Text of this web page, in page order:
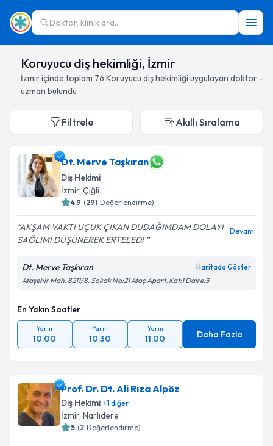
Doktor, klinik ara...
Koruyucu diş hekimliği, İzmir
İzmiriçinde toplam 76 Koruyucu diş hekimliği uygulayan doktor -
uzman bulundu
Filtrele Akıllı Sıralama
Dt. Merve Taşkıran
Diş Hekimi
İzmir, Çiğli
4.9 (291 Değerlendirme)
AKŞAM VAKTİ UÇUK ÇIKAN DUDAĞIMDAM DOLAYI
SAĞLIMI DÜŞÜNEREK ERTELEDİ
Devamı
Dt. Merve Taşkıran Haritada Göster
Ataşehir Mah. 8211/8. Sokak No:21 Ataç Apart. Kat:1 Daire:3
En Yakın Saatler
Yarın
10:00
Yarın
10:30
Yarın
11:00 Daha Fazla
Prof. Dr. Dt. Ali Rıza Alpöz
Diş Hekimi +1diğer
İzmir, Narlıdere
5 (2 Değerlendirme)